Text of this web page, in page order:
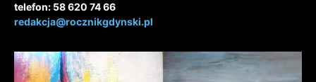
telefon: 58 620 74 66
redakcja@rocznikgdynski.pl